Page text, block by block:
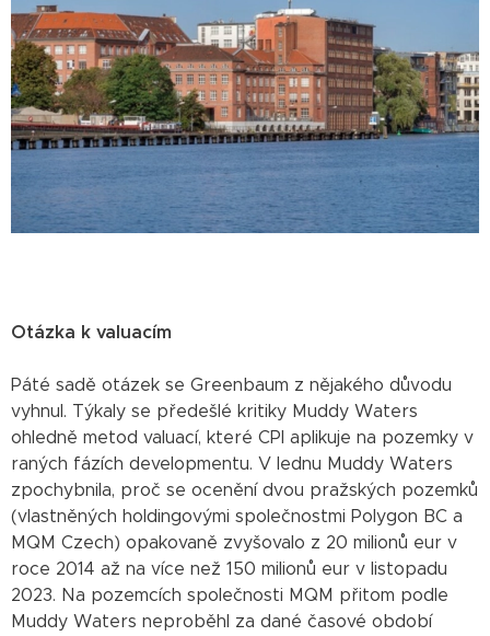
Otázka k valuacím
Páté sadě otázek se Greenbaum z nějakého důvodu
vyhnul. Týkaly se předešlé kritiky Muddy Waters
ohledně metod valuací, které CPI aplikuje na pozemky v
raných fázích developmentu. V lednu Muddy Waters
zpochybnila, proč se ocenění dvou pražských pozemků
(vlastněných holdingovými společnostmi Polygon BC a
MQM Czech) opakovaně zvyšovalo z 20 milionů eur v
roce 2014 až na více než 150 milionů eur v listopadu
2023. Na pozemcích společnosti MQM přitom podle
Muddy Waters neproběhl za dané časové období